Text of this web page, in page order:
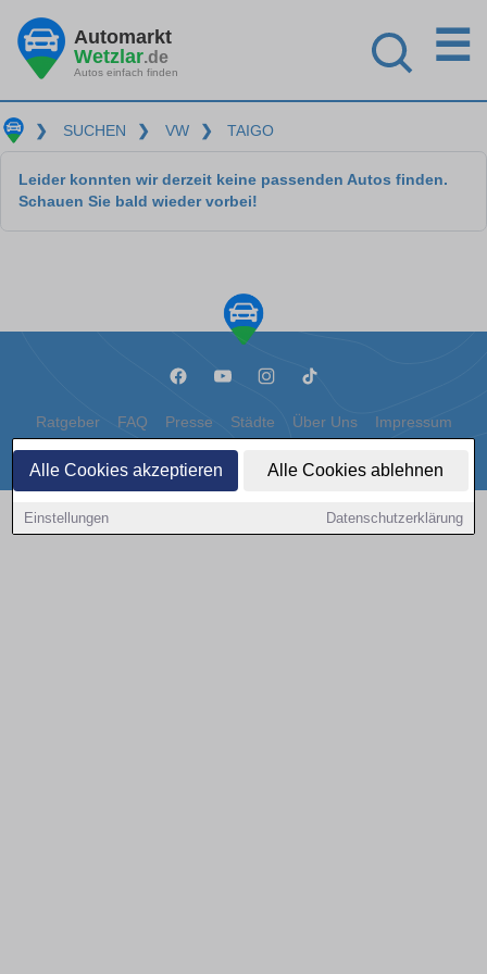
Alle Cookies akzeptieren Alle Cookies ablehnen
Einstellungen Datenschutzerklärung
Automarkt
Wetzlar.de
Autos einfach finden
☰
❯ SUCHEN ❯ VW ❯ TAIGO
Leider konnten wir derzeit keine passenden Autos finden.
Schauen Sie bald wieder vorbei!
Ratgeber FAQ Presse Städte Über Uns Impressum
Datenschutz Cookies
Copyright © 2000 - 2026 | 1A Infosysteme GmbH | Content by: 1a-sites-autos